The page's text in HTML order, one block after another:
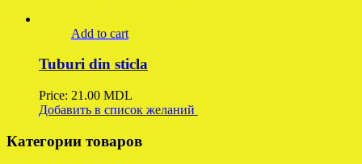
Add to cart
Tuburi din sticla
Price: 21.00 MDL
Добавить в список желаний
Категории товаров